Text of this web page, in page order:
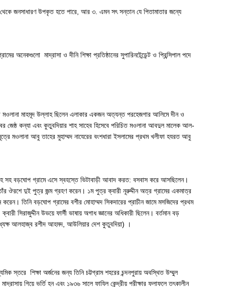
জনসাধারণ উপকৃত হতে পারে, আর ৩. এমন সৎ সন্তান যে পিতামাতার জন্যে
অনেকগুলো মাদ্রাসা ও দীনি শিক্ষা প্রতিষ্ঠানের সুপারিনটেন্ডেন্ট ও প্রিন্সিপাল পদে
মওলানা মাহমূদ উল্লাহ ছিলেন এলাকার একজন অত্যন্ত পরহেজগার আলিমে দীন ও
জেষ্ঠ কন্যা এবং কুতুবদিয়ার শাহ সাহেব হিসেবে পরিচিত মওলানা আবদুল মালেক আল-
মওলানা আবু তাহের মুহাম্মদ নাযেরের বংশধারা ইসলামের প্রথম খলীফা হযরত আবু
সহ বড়ঘোপ গ্রামে এসে স্বহস্তে ভিটাবাড়ী আবাদ করত: বসবাস করে আসছিলেন।
ঔরশে দুই পুত্র জন্ম গ্রহণ করেন। ১ম পুত্র ক্বারী নূরুদ্দীন অত্র গ্রামের একমাত্র
তিনি বড়ঘোপ গ্রামের বশীর মোহাম্মদ সিকদারের প্রাচীন জামে মসজিদের প্রথম
সিরাজুদ্দীন উভয়ে ফার্সী ভাষায় অগাধ জ্ঞানের অধিকারী ছিলেন। বর্তমান বড়
আলহাজ্ব রশীদ আহমদ, আউলিয়ার দেশ কুতুবদিয়া) ।
স্তরে শিক্ষা অর্জনের জন্য তিনি চট্টগ্রাম শহরের চন্দনপুরায় অবস্থিত উম্মুল
গিয়ে ভর্তি হন এবং ১৯৩৬ সালে ফাযিল কেন্দ্রীয় পরীক্ষার ফলাফলে তৎকালীন